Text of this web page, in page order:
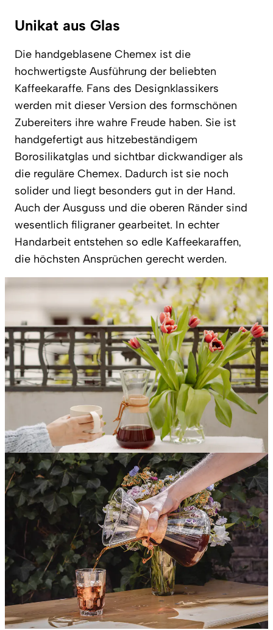
Unikat aus Glas
Die handgeblasene Chemex ist die
hochwertigste Ausführung der beliebten
Kaffeekaraffe. Fans des Designklassikers
werden mit dieser Version des formschönen
Zubereiters ihre wahre Freude haben. Sie ist
handgefertigt aus hitzebeständigem
Borosilikatglas und sichtbar dickwandiger als
die reguläre Chemex. Dadurch ist sie noch
solider und liegt besonders gut in der Hand.
Auch der Ausguss und die oberen Ränder sind
wesentlich filigraner gearbeitet. In echter
Handarbeit entstehen so edle Kaffeekaraffen,
die höchsten Ansprüchen gerecht werden.